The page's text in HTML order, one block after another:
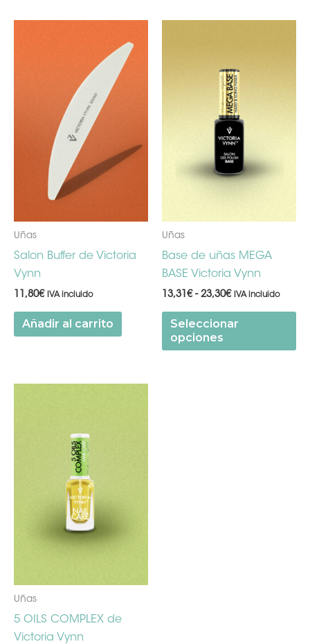
Uñas
Salon Buffer de Victoria
Vynn
11,80€ IVA incluido
Añadir al carrito
Uñas
Base de uñas MEGA
BASE Victoria Vynn
13,31 € - 23,30€
13,31€
hasta
23,30€
IVA incluido
Seleccionar
opciones
Uñas
5 OILS COMPLEX de
Victoria Vynn